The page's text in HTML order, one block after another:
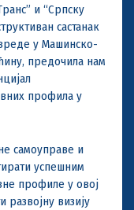
и “Српску
састанак
у Машинско-
предочила нам
профила у
самоуправе и
успешним
профиле у овој
развојну визију